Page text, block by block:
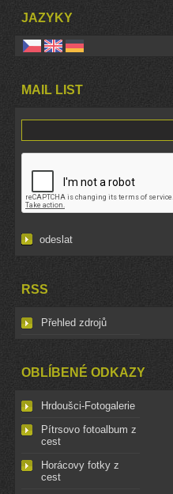
JAZYKY
MAIL LIST
RSS
Přehled zdrojů
OBLÍBENÉ ODKAZY
Hrdoušci-Fotogalerie
Pítrsovo fotoalbum z
cest
Horácovy fotky z
cest